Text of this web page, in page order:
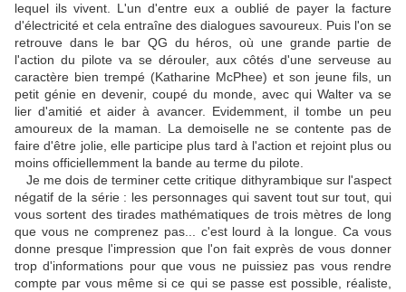
lequel ils vivent. L'un d'entre eux a oublié de payer la facture
d'électricité et cela entraîne des dialogues savoureux. Puis l'on se
retrouve dans le bar QG du héros, où une grande partie de
l'action du pilote va se dérouler, aux côtés d'une serveuse au
caractère bien trempé (Katharine McPhee) et son jeune fils, un
petit génie en devenir, coupé du monde, avec qui Walter va se
lier d'amitié et aider à avancer. Evidemment, il tombe un peu
amoureux de la maman. La demoiselle ne se contente pas de
faire d'être jolie, elle participe plus tard à l'action et rejoint plus ou
moins officiellemment la bande au terme du pilote.
Je me dois de terminer cette critique dithyrambique sur l'aspect
négatif de la série : les personnages qui savent tout sur tout, qui
vous sortent des tirades mathématiques de trois mètres de long
que vous ne comprenez pas... c'est lourd à la longue. Ca vous
donne presque l'impression que l'on fait exprès de vous donner
trop d'informations pour que vous ne puissiez pas vous rendre
compte par vous même si ce qui se passe est possible, réaliste,